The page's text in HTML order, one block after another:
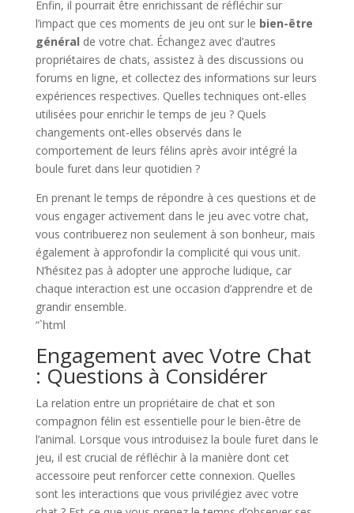
Enfin, il pourrait être enrichissant de réfléchir sur
l’impact que ces moments de jeu ont sur le bien-être
général de votre chat. Échangez avec d’autres
propriétaires de chats, assistez à des discussions ou
forums en ligne, et collectez des informations sur leurs
expériences respectives. Quelles techniques ont-elles
utilisées pour enrichir le temps de jeu ? Quels
changements ont-elles observés dans le
comportement de leurs félins après avoir intégré la
boule furet dans leur quotidien ?
En prenant le temps de répondre à ces questions et de
vous engager activement dans le jeu avec votre chat,
vous contribuerez non seulement à son bonheur, mais
également à approfondir la complicité qui vous unit.
N’hésitez pas à adopter une approche ludique, car
chaque interaction est une occasion d’apprendre et de
grandir ensemble.
“`html
Engagement avec Votre Chat
: Questions à Considérer
La relation entre un propriétaire de chat et son
compagnon félin est essentielle pour le bien-être de
l’animal. Lorsque vous introduisez la boule furet dans le
jeu, il est crucial de réfléchir à la manière dont cet
accessoire peut renforcer cette connexion. Quelles
sont les interactions que vous privilégiez avec votre